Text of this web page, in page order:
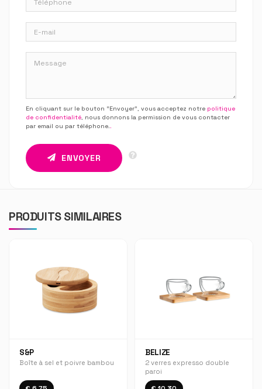
En cliquant sur le bouton “Envoyer”, vous acceptez notre politique
de confidentialité, nous donnons la permission de vous contacter
par email ou par téléphone..
ENVOYER
PRODUITS SIMILAIRES
S&P
Boîte à sel et poivre bambou
BELIZE
2 verres expresso double
paroi